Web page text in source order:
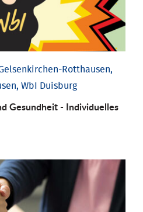
Rotthausen,
WbI Duisburg
Gesund­heit - Individu­elles